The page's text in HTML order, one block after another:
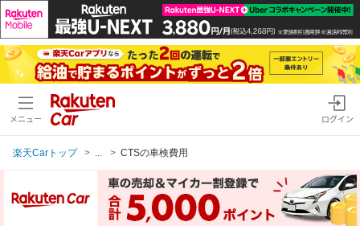
メニュー ログイン
楽天Carトップ CTSの車検費用